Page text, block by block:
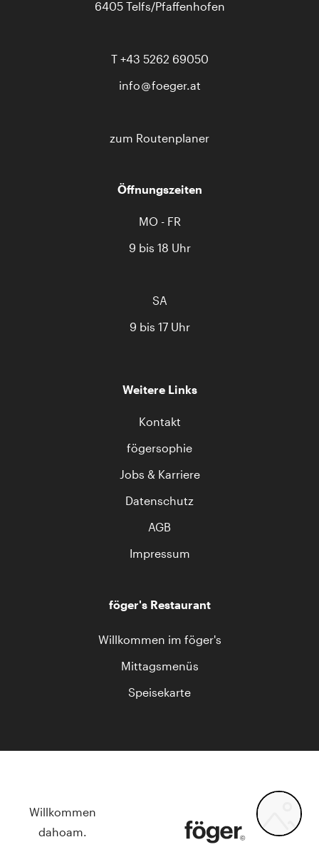
6405 Telfs/Pfaffenhofen
T +43 5262 69050
info
foeger.at
zum Routenplaner
Öffnungszeiten
MO - FR
9 bis 18 Uhr
SA
9 bis 17 Uhr
Weitere Links
Kontakt
fögersophie
Jobs & Karriere
Datenschutz
AGB
Impressum
föger's Restaurant
Willkommen im föger's
Mittagsmenüs
Speisekarte
Willkommen
dahoam.